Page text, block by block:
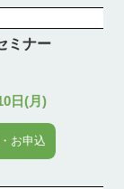
ミナー
日(月)
お申込